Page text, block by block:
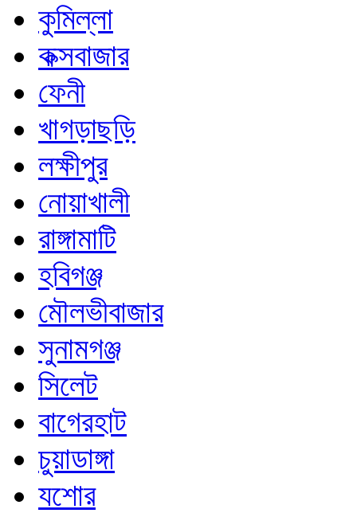
কুমিল্লা
কক্সবাজার
ফেনী
খাগড়াছড়ি
লক্ষীপুর
নোয়াখালী
রাঙ্গামাটি
হবিগঞ্জ
মৌলভীবাজার
সুনামগঞ্জ
সিলেট
বাগেরহাট
চুয়াডাঙ্গা
যশোর